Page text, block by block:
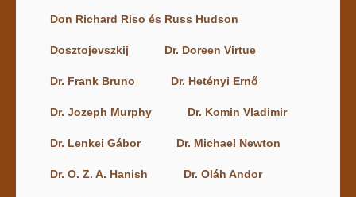
Don Richard Riso és Russ Hudson
Dosztojevszkij Dr. Doreen Virtue
Dr. Frank Bruno Dr. Hetényi Ernő
Dr. Jozeph Murphy Dr. Komin Vladimir
Dr. Lenkei Gábor Dr. Michael Newton
Dr. O. Z. A. Hanish Dr. Oláh Andor